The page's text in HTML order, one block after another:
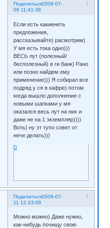
Поделиться 1
2009-07-
09 11:41:38
Если есть какиенеть
предложения,
рассказывайте) расмотрим)
У мя есть тока одно)))
ВЕСЬ лут (полезный/
бесполезный) в ги банк) Рано
или позно найдем ему
применение))) Я собирал все
подряд у ся в кафре) потом
когда вышло дополнение с
новыми шапками у мя
оказался весь лут на них и
даже не на 1 экземпляр))))
Воть) ну эт тупо совет от
нече делать)))
0
Поделиться 2
2009-07-
11 12:23:09
Можно можно) Даже нужно,
как-нибудь почищу свою